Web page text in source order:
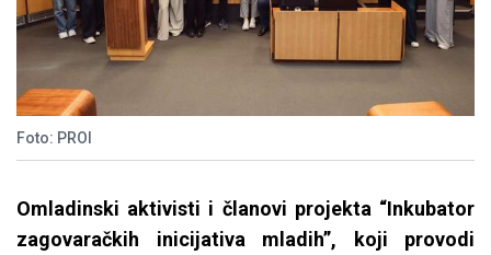
Foto: PROI
Omladinski aktivisti i članovi projekta “Inkubator
zagovaračkih inicijativa mladih”, koji provodi